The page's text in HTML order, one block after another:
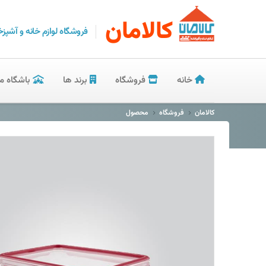
کالامان فروشگاه لوازم خانه و
خانه فروشگاه برند ها باشگاه
کالامان فروشگاه محصول